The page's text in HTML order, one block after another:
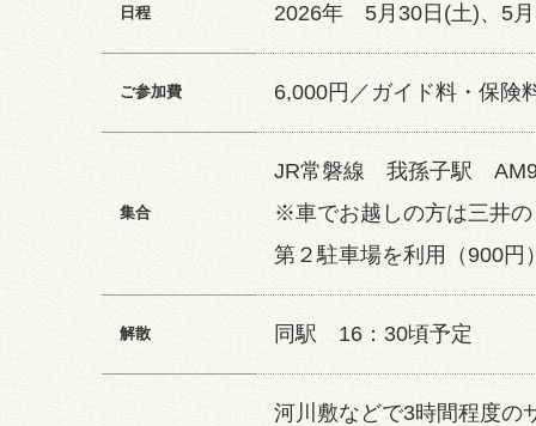
日程 2026年 5月30日(土)、5
ご参加費 6,000円／ガイド料・保険
集合
JR常磐線 我孫子駅
※車でお越しの方は三井
第２駐車場を利用（900円
解散 同駅 16：30頃予定
河川敷などで3時間程度の